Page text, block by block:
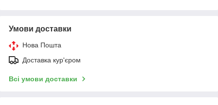
Умови доставки
Нова Пошта
Доставка кур'єром
Всі умови доставки